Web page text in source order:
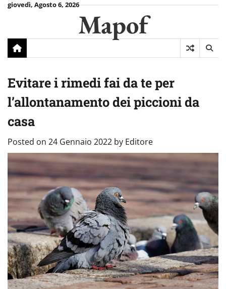
Skipgiovedì, Agosto 6, 2026
Mapof
Evitare i rimedi fai da te per
l’allontanamento dei piccioni da
casa
Posted on 24 Gennaio 2022 by Editore